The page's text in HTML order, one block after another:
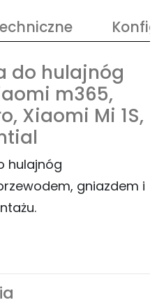
do hulajnóg
m365,
Xiaomi Mi 1S,
hulajnóg
gniazdem i